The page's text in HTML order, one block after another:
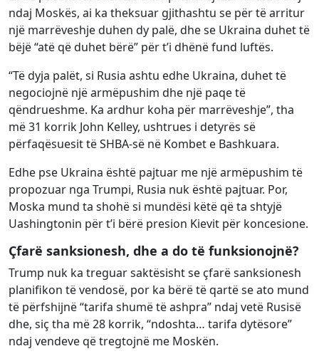
ndaj Moskës, ai ka theksuar gjithashtu se për të arritur
një marrëveshje duhen dy palë, dhe se Ukraina duhet të
bëjë “atë që duhet bërë” për t’i dhënë fund luftës.
“Të dyja palët, si Rusia ashtu edhe Ukraina, duhet të
negociojnë një armëpushim dhe një paqe të
qëndrueshme. Ka ardhur koha për marrëveshje”, tha
më 31 korrik John Kelley, ushtrues i detyrës së
përfaqësuesit të SHBA-së në Kombet e Bashkuara.
Edhe pse Ukraina është pajtuar me një armëpushim të
propozuar nga Trumpi, Rusia nuk është pajtuar. Por,
Moska mund ta shohë si mundësi këtë që ta shtyjë
Uashingtonin për t’i bërë presion Kievit për koncesione.
Çfarë sanksionesh, dhe a do të funksionojnë?
Trump nuk ka treguar saktësisht se çfarë sanksionesh
planifikon të vendosë, por ka bërë të qartë se ato mund
të përfshijnë “tarifa shumë të ashpra” ndaj vetë Rusisë
dhe, siç tha më 28 korrik, “ndoshta… tarifa dytësore”
ndaj vendeve që tregtojnë me Moskën.